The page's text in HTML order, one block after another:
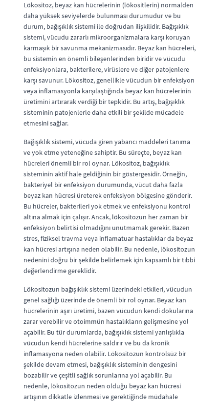
Lökositoz, beyaz kan hücrelerinin (lökositlerin) normalden
daha yüksek seviyelerde bulunması durumudur ve bu
durum, bağışıklık sistemi ile doğrudan ilişkilidir. Bağışıklık
sistemi, vücudu zararlı mikroorganizmalara karşı koruyan
karmaşık bir savunma mekanizmasıdır. Beyaz kan hücreleri,
bu sistemin en önemli bileşenlerinden biridir ve vücudu
enfeksiyonlara, bakterilere, virüslere ve diğer patojenlere
karşı savunur. Lökositoz, genellikle vücudun bir enfeksiyon
veya inflamasyonla karşılaştığında beyaz kan hücrelerinin
üretimini artırarak verdiği bir tepkidir. Bu artış, bağışıklık
sisteminin patojenlerle daha etkili bir şekilde mücadele
etmesini sağlar.
Bağışıklık sistemi, vücuda giren yabancı maddeleri tanıma
ve yok etme yeteneğine sahiptir. Bu süreçte, beyaz kan
hücreleri önemli bir rol oynar. Lökositoz, bağışıklık
sisteminin aktif hale geldiğinin bir göstergesidir. Örneğin,
bakteriyel bir enfeksiyon durumunda, vücut daha fazla
beyaz kan hücresi üreterek enfeksiyon bölgesine gönderir.
Bu hücreler, bakterileri yok etmek ve enfeksiyonu kontrol
altına almak için çalışır. Ancak, lökositozun her zaman bir
enfeksiyon belirtisi olmadığını unutmamak gerekir. Bazen
stres, fiziksel travma veya inflamatuar hastalıklar da beyaz
kan hücresi artışına neden olabilir. Bu nedenle, lökositozun
nedenini doğru bir şekilde belirlemek için kapsamlı bir tıbbi
değerlendirme gereklidir.
Lökositozun bağışıklık sistemi üzerindeki etkileri, vücudun
genel sağlığı üzerinde de önemli bir rol oynar. Beyaz kan
hücrelerinin aşırı üretimi, bazen vücudun kendi dokularına
zarar verebilir ve otoimmün hastalıkların gelişmesine yol
açabilir. Bu tür durumlarda, bağışıklık sistemi yanlışlıkla
vücudun kendi hücrelerine saldırır ve bu da kronik
inflamasyona neden olabilir. Lökositozun kontrolsüz bir
şekilde devam etmesi, bağışıklık sisteminin dengesini
bozabilir ve çeşitli sağlık sorunlarına yol açabilir. Bu
nedenle, lökositozun neden olduğu beyaz kan hücresi
artışının dikkatle izlenmesi ve gerektiğinde müdahale